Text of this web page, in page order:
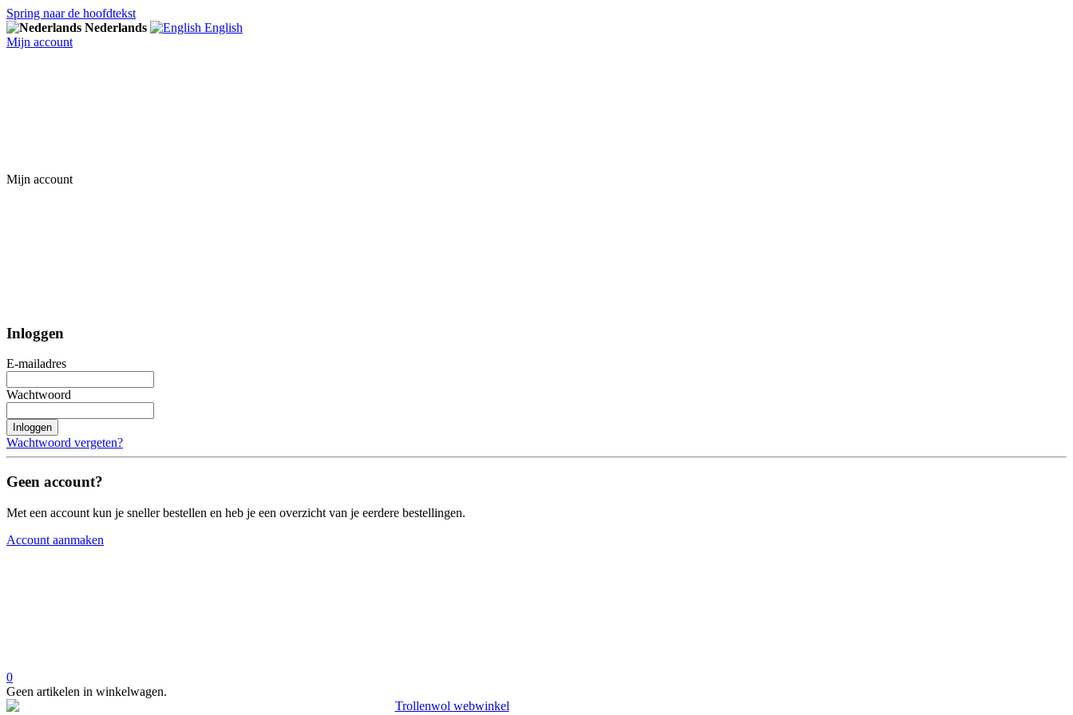
Spring naar de hoofdtekst
Nederlands
English
Mijn account
Mijn account
Inloggen
E-mailadres
Wachtwoord
Inloggen
Wachtwoord vergeten?
Geen account?
Met een account kun je sneller bestellen en heb je een overzicht van je eerdere bestellingen.
Account aanmaken
0
Geen artikelen in winkelwagen.